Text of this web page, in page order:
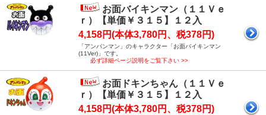
お面バイキンマン（１１Ｖｅ
ｒ）【単価￥３１５】１２入
4,158円(本体3,780円、税378円)
「アンパンマン」のキャラクター「お面バイキンマン
(11Ver)」です。
必ず詳細ページ説明をご覧下さい >>
お面ドキンちゃん（１１Ｖｅ
ｒ）【単価￥３１５】１２入
4,158円(本体3,780円、税378円)